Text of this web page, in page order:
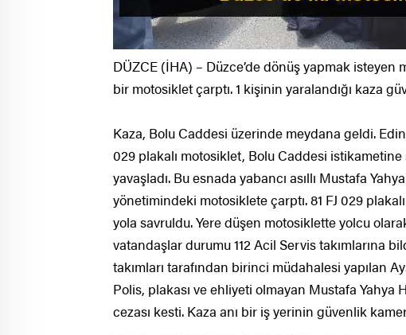
DÜZCE (İHA) – Düzce’de dönüş yapmak
bir motosiklet çarptı. 1 kişinin yaralandığı kaza
Kaza, Bolu Caddesi üzerinde meydana geldi.
029 plakalı motosiklet, Bolu Caddesi
yavaşladı. Bu esnada yabancı asıllı Mustafa
yönetimindeki motosiklete çarptı. 81 FJ 029
yola savruldu. Yere düşen motosiklette yolcu
vatandaşlar durumu 112 Acil Servis takımlarına
takımları tarafından birinci müdahalesi yapılan
Polis, plakası ve ehliyeti olmayan Mustafa Yahya
cezası kesti. Kaza anı bir iş yerinin güvenlik